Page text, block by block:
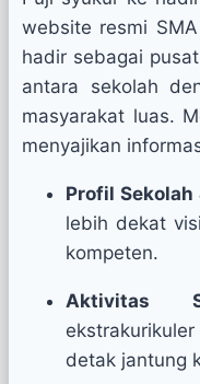
website resmi
hadir sebagai
antara sekolah
masyarakat luas.
menyajikan
Profil Sekolah
lebih dekat
kompeten.
Aktivitas
detak jantung